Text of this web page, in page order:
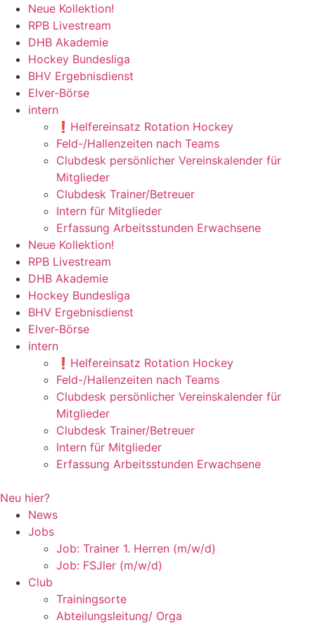
Zum
Inhalt
springen
Neue Kollektion!
RPB Livestream
DHB Akademie
Hockey Bundesliga
BHV Ergebnisdienst
Elver-Börse
intern
❗️Helfereinsatz Rotation Hockey
Feld-/Hallenzeiten nach Teams
Clubdesk persönlicher Vereinskalender für
Mitglieder
Clubdesk Trainer/Betreuer
Intern für Mitglieder
Erfassung Arbeitsstunden Erwachsene
Neue Kollektion!
RPB Livestream
DHB Akademie
Hockey Bundesliga
BHV Ergebnisdienst
Elver-Börse
intern
❗️Helfereinsatz Rotation Hockey
Feld-/Hallenzeiten nach Teams
Clubdesk persönlicher Vereinskalender für
Mitglieder
Clubdesk Trainer/Betreuer
Intern für Mitglieder
Erfassung Arbeitsstunden Erwachsene
Neu hier?
News
Jobs
Job: Trainer 1. Herren (m/w/d)
Job: FSJler (m/w/d)
Club
Trainingsorte
Abteilungsleitung/ Orga